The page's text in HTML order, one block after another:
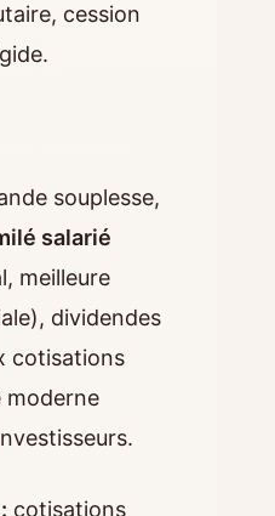
cession
souplesse,
salarié
meilleure
dividendes
cotisations
moderne
cotisations